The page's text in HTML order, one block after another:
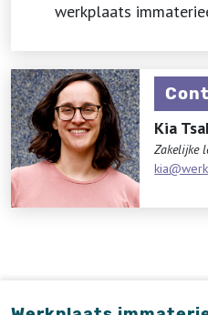
werkplaats
Kia
Zakelijke